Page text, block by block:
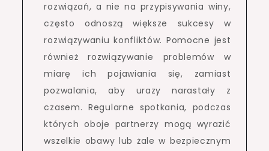
rozwiązań, a nie na przypisywania winy,
często odnoszą większe sukcesy w
rozwiązywaniu konfliktów. Pomocne jest
również rozwiązywanie problemów w
miarę ich pojawiania się, zamiast
pozwalania, aby urazy narastały z
czasem. Regularne spotkania, podczas
których oboje partnerzy mogą wyrazić
wszelkie obawy lub żale w bezpiecznym